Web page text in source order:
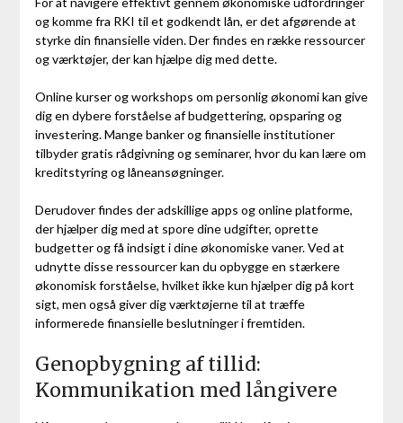
og komme fra RKI til et godkendt lån, er det afgørende at
styrke din finansielle viden. Der findes en række ressourcer
og værktøjer, der kan hjælpe dig med dette.
Online kurser og workshops om personlig økonomi kan give
dig en dybere forståelse af budgettering, opsparing og
investering. Mange banker og finansielle institutioner
tilbyder gratis rådgivning og seminarer, hvor du kan lære om
kreditstyring og låneansøgninger.
Derudover findes der adskillige apps og online platforme,
der hjælper dig med at spore dine udgifter, oprette
budgetter og få indsigt i dine økonomiske vaner. Ved at
udnytte disse ressourcer kan du opbygge en stærkere
økonomisk forståelse, hvilket ikke kun hjælper dig på kort
sigt, men også giver dig værktøjerne til at træffe
informerede finansielle beslutninger i fremtiden.
Genopbygning af tillid:
Kommunikation med långivere